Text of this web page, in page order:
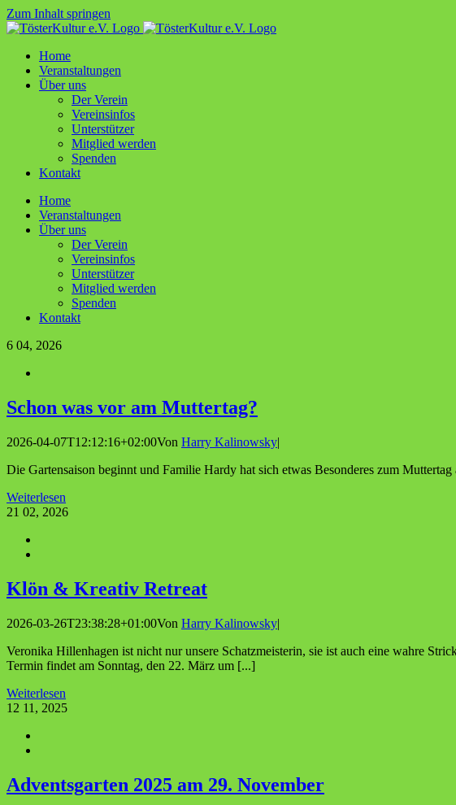
Zum Inhalt springen
Home
Ver­an­stal­tun­gen
Über uns
Der Ver­ein
Ver­ein­sin­fos
Unter­stüt­zer
Mit­glied werden
Spen­den
Kon­takt
Home
Ver­an­stal­tun­gen
Über uns
Der Ver­ein
Ver­ein­sin­fos
Unter­stüt­zer
Mit­glied werden
Spen­den
Kon­takt
6 04, 2026
Schon was vor am Muttertag?
2026-04-07T12:12:16+02:00Von Harry Kalinowsky|
Die Gartensaison beginnt und Familie Hardy hat sich etwas Besonderes zum
Weiterlesen
21 02, 2026
Klön & Krea­tiv Retreat
2026-03-26T23:38:28+01:00Von Harry Kalinowsky|
Veronika Hillenhagen ist nicht nur unsere Schatzmeisterin, sie ist auch eine wahre
Termin findet am Sonntag, den 22. März um [...]
Weiterlesen
12 11, 2025
Advents­gar­ten 2025 am 29. November